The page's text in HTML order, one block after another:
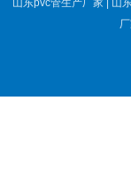
山东pvc管生产厂家 | 山